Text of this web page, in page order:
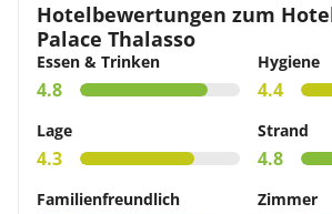
Hotelbewertungen zum
Palace Thalasso
Essen & Trinken
4.8
Hygiene
4.4
Lage
4.3
Strand
4.8
Familienfreundlich Zimmer